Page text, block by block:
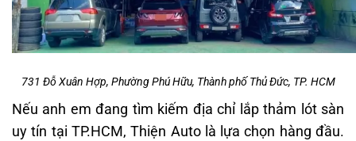
731 Đỗ Xuân Hợp, Phường Phú Hữu, Thành phố Thủ Đức, TP. HCM
Nếu anh em đang tìm kiếm địa chỉ lắp thảm lót sàn
uy tín tại TP.HCM, Thiện Auto là lựa chọn hàng đầu.